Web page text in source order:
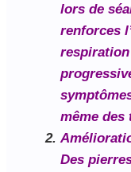
lors de
renforces
même des
Des